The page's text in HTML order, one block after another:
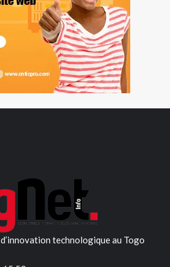
technologique au Togo